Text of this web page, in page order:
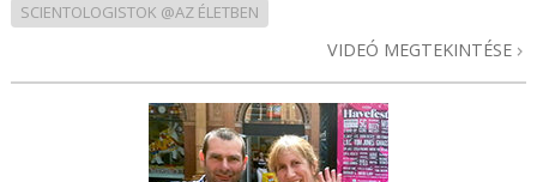
SCIENTOLOGISTOK @AZ ÉLETBEN
VIDEÓ MEGTEKINTÉSE